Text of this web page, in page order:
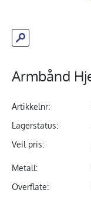
Armbånd
Artikkelnr:
Lagerstatus:
Veil pris:
Metall:
Overflate: